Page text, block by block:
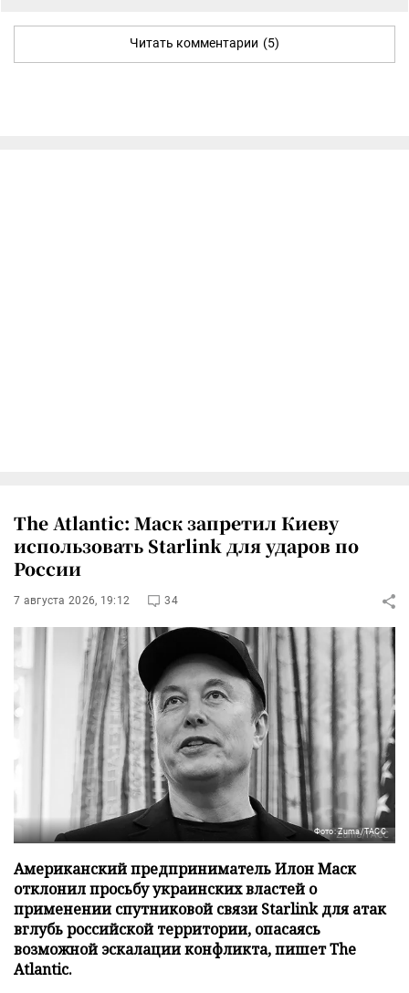
Читать комментарии (5)
The Atlantic: Маск запретил Киеву
использовать Starlink для ударов по
России
7 августа 2026, 19:12 34
Фото: Zuma/ТАСС
Американский предприниматель Илон Маск
отклонил просьбу украинских властей о
применении спутниковой связи Starlink для атак
вглубь российской территории, опасаясь
возможной эскалации конфликта, пишет The
Atlantic.